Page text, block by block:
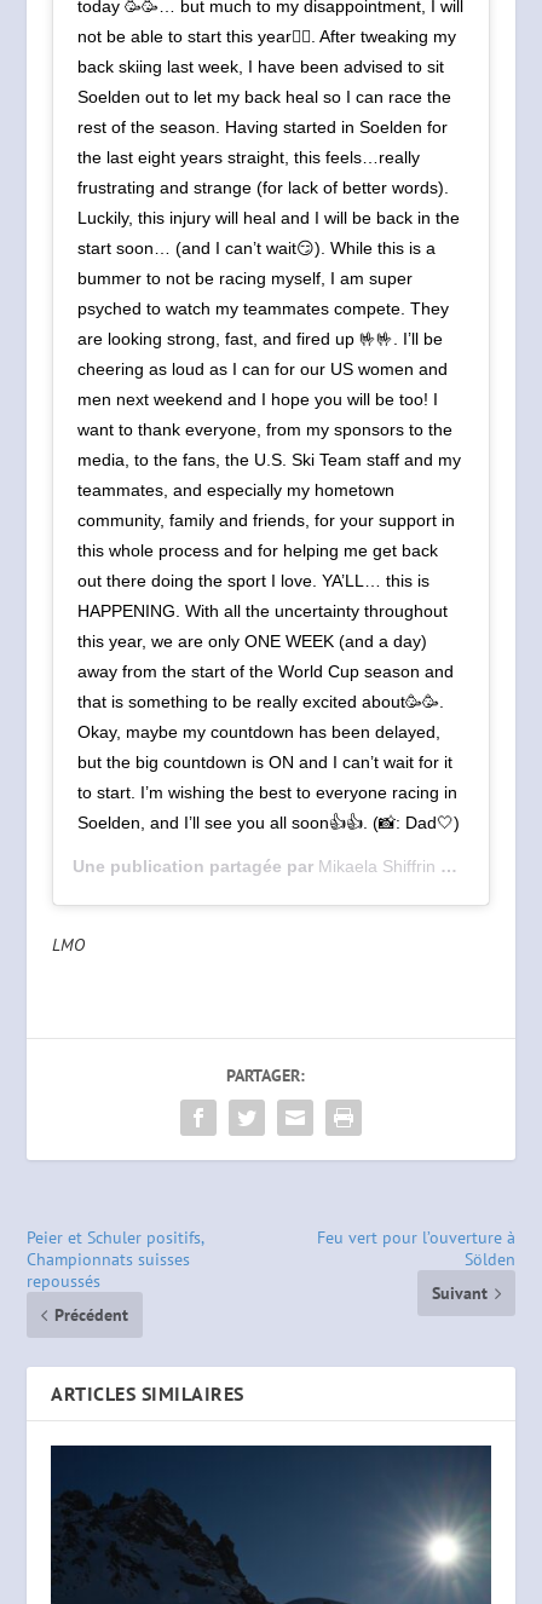
today 🥳🥳… but much to my disappointment, I will
not be able to start this year🤦‍♀️. After tweaking my
back skiing last week, I have been advised to sit
Soelden out to let my back heal so I can race the
rest of the season. Having started in Soelden for
the last eight years straight, this feels…really
frustrating and strange (for lack of better words).
Luckily, this injury will heal and I will be back in the
start soon… (and I can’t wait😏). While this is a
bummer to not be racing myself, I am super
psyched to watch my teammates compete. They
are looking strong, fast, and fired up 🤟🤟. I’ll be
cheering as loud as I can for our US women and
men next weekend and I hope you will be too! I
want to thank everyone, from my sponsors to the
media, to the fans, the U.S. Ski Team staff and my
teammates, and especially my hometown
community, family and friends, for your support in
this whole process and for helping me get back
out there doing the sport I love. YA’LL… this is
HAPPENING. With all the uncertainty throughout
this year, we are only ONE WEEK (and a day)
away from the start of the World Cup season and
that is something to be really excited about🥳🥳.
Okay, maybe my countdown has been delayed,
but the big countdown is ON and I can’t wait for it
to start. I’m wishing the best to everyone racing in
Soelden, and I’ll see you all soon👍👍. (📸: Dad🤍)
Une publication partagée par Mikaela Shiffrin ⛷💨
LMO
PARTAGER:
Peier et Schuler positifs,
Championnats suisses
repoussés
Précédent
Feu vert pour l’ouverture à
Sölden
Suivant
ARTICLES SIMILAIRES